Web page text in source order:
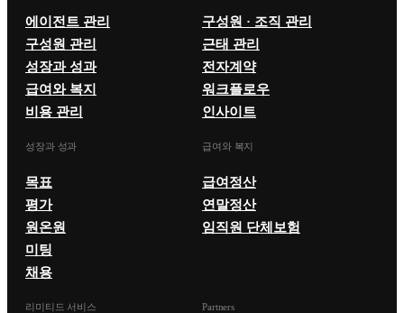
에이전트 관리
구성원 관리
성장과 성과
급여와 복지
비용 관리
구성원 · 조직 관리
근태 관리
전자계약
워크플로우
인사이트
성장과 성과
목표
평가
원온원
미팅
채용
급여와 복지
급여정산
연말정산
임직원 단체보험
리미티드 서비스 Partners